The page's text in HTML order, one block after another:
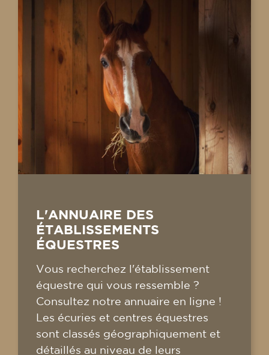
L'ANNUAIRE DES
ÉTABLISSEMENTS
ÉQUESTRES
Vous recherchez l'établissement
équestre qui vous ressemble ?
Consultez notre annuaire en ligne !
Les écuries et centres équestres
sont classés géographiquement et
détaillés au niveau de leurs